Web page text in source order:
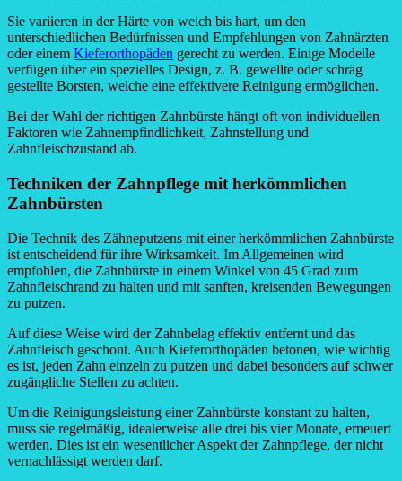
Sie variieren in der Härte von weich bis hart, um den
unterschiedlichen Bedürfnissen und Empfehlungen von Zahnärzten
oder einem Kieferorthopäden gerecht zu werden. Einige Modelle
verfügen über ein spezielles Design, z. B. gewellte oder schräg
gestellte Borsten, welche eine effektivere Reinigung ermöglichen.
Bei der Wahl der richtigen Zahnbürste hängt oft von individuellen
Faktoren wie Zahnempfindlichkeit, Zahnstellung und
Zahnfleischzustand ab.
Techniken der Zahnpflege mit herkömmlichen
Zahnbürsten
Die Technik des Zähneputzens mit einer herkömmlichen Zahnbürste
ist entscheidend für ihre Wirksamkeit. Im Allgemeinen wird
empfohlen, die Zahnbürste in einem Winkel von 45 Grad zum
Zahnfleischrand zu halten und mit sanften, kreisenden Bewegungen
zu putzen.
Auf diese Weise wird der Zahnbelag effektiv entfernt und das
Zahnfleisch geschont. Auch Kieferorthopäden betonen, wie wichtig
es ist, jeden Zahn einzeln zu putzen und dabei besonders auf schwer
zugängliche Stellen zu achten.
Um die Reinigungsleistung einer Zahnbürste konstant zu halten,
muss sie regelmäßig, idealerweise alle drei bis vier Monate, erneuert
werden. Dies ist ein wesentlicher Aspekt der Zahnpflege, der nicht
vernachlässigt werden darf.